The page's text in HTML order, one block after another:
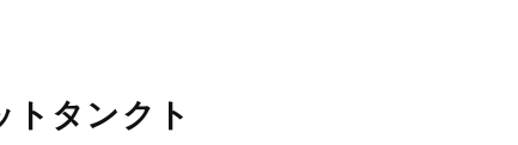
タンクト